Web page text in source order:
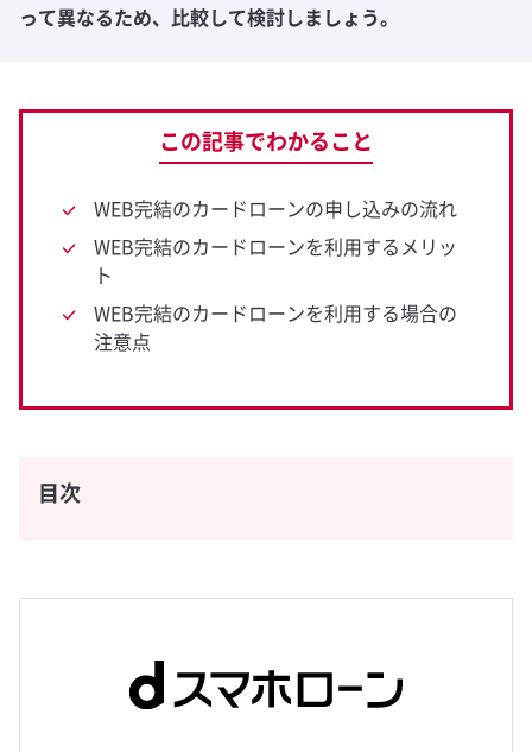
って異なるため、比較して検討しましょう。
この記事でわかること
WEB完結のカードローンの申し込みの流れ
WEB完結のカードローンを利用するメリッ
ト
WEB完結のカードローンを利用する場合の
注意点
目次